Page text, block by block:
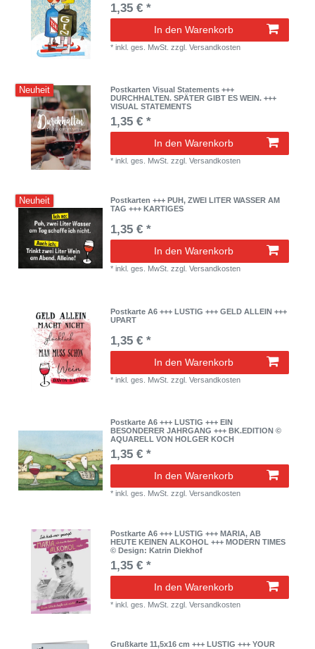
1,35 € *
In den Warenkorb
*inkl. ges. MwSt. zzgl.Versandkosten
Neuheit
Postkarten Visual Statements +++
DURCHHALTEN. SPÄTER GIBT ES WEIN. +++
VISUAL STATEMENTS
1,35 € *
In den Warenkorb
*inkl. ges. MwSt. zzgl.Versandkosten
Neuheit
Postkarten +++ PUH, ZWEI LITER WASSER AM
TAG +++ KARTIGES
1,35 € *
In den Warenkorb
*inkl. ges. MwSt. zzgl.Versandkosten
Postkarte A6 +++ LUSTIG +++ GELD ALLEIN +++
UPART
1,35 € *
In den Warenkorb
*inkl. ges. MwSt. zzgl.Versandkosten
Postkarte A6 +++ LUSTIG +++ EIN
BESONDERER JAHRGANG +++ BK.EDITION ©
AQUARELL VON HOLGER KOCH
1,35 € *
In den Warenkorb
*inkl. ges. MwSt. zzgl.Versandkosten
Postkarte A6 +++ LUSTIG +++ MARIA, AB
HEUTE KEINEN ALKOHOL +++ MODERN TIMES
© Design: Katrin Diekhof
1,35 € *
In den Warenkorb
*inkl. ges. MwSt. zzgl.Versandkosten
Grußkarte 11,5x16 cm +++ LUSTIG +++ YOUR